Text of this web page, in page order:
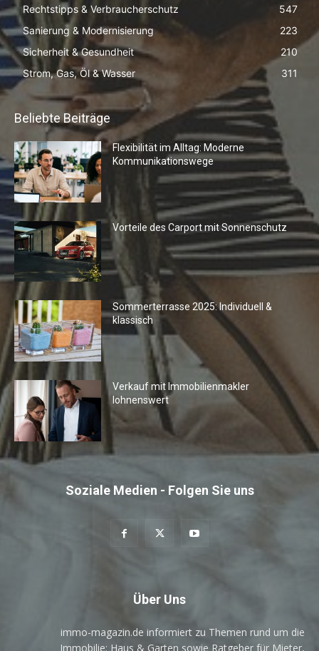
Rechtstipps & Verbraucherschutz
547
Sanierung & Modernisierung
223
Sicherheit & Gesundheit
210
Strom, Gas, Öl & Wasser
311
Beliebte Beiträge
Flexibilität im Alltag: Moderne
Kommunikationswege
Vorteile des Carport mit Sonnenschutz
Sommerterrasse 2025: Individuell &
klassisch
Verkauf mit Immobilienmakler
lohnenswert
Soziale Medien - Folgen Sie uns
Über Uns
immo-magazin.de informiert zu Themen rund um die
Immobilie: Haus & Garten sowie Ratgeber für Mieter,